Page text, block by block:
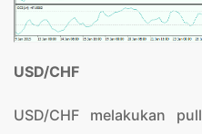
USD/CHF
USD/CHF melakukan